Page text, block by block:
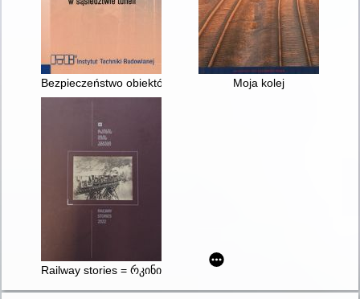
Bezpieczeństwo obiektów budowlanych w sąsiedztwie tuneli
Moja kolej
Railway stories = რკინის გზის ამბები